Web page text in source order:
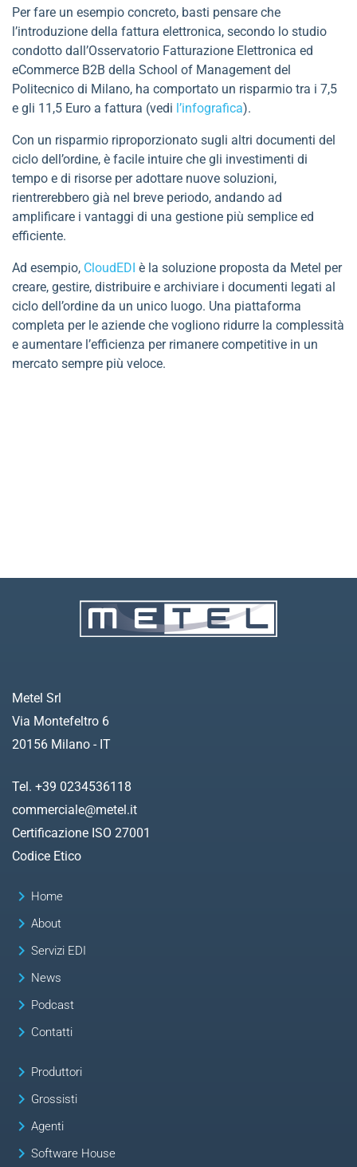
Per fare un esempio concreto, basti pensare che
l’introduzione della fattura elettronica, secondo lo studio
condotto dall’Osservatorio Fatturazione Elettronica ed
eCommerce B2B della School of Management del
Politecnico di Milano, ha comportato un risparmio tra i 7,5
e gli 11,5 Euro a fattura (vedi l’infografica).
Con un risparmio riproporzionato sugli altri documenti del
ciclo dell’ordine, è facile intuire che gli investimenti di
tempo e di risorse per adottare nuove soluzioni,
rientrerebbero già nel breve periodo, andando ad
amplificare i vantaggi di una gestione più semplice ed
efficiente.
Ad esempio, CloudEDI è la soluzione proposta da Metel per
creare, gestire, distribuire e archiviare i documenti legati al
ciclo dell’ordine da un unico luogo. Una piattaforma
completa per le aziende che vogliono ridurre la complessità
e aumentare l’efficienza per rimanere competitive in un
mercato sempre più veloce.
Metel Srl
Via Montefeltro 6
20156 Milano - IT
Tel. +39 0234536118
commerciale@metel.it
Certificazione ISO 27001
Codice Etico
keyboard_arrow_right Home
keyboard_arrow_right About
keyboard_arrow_right Servizi EDI
keyboard_arrow_right News
keyboard_arrow_right Podcast
keyboard_arrow_right Contatti
keyboard_arrow_right Produttori
keyboard_arrow_right Grossisti
keyboard_arrow_right Agenti
keyboard_arrow_right Software House